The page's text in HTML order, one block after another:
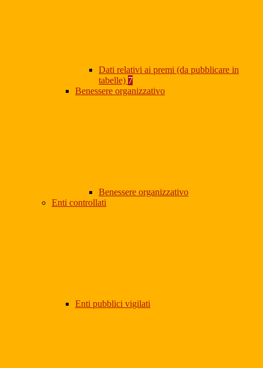
Dati relativi ai premi (da pubblicare in
tabelle) 7
Benessere organizzativo
Benessere organizzativo
Enti controllati
Enti pubblici vigilati